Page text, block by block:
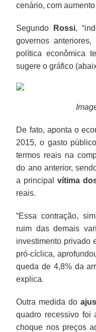
cenário, com
Segundo Rossi,
governos
política econômica
sugere o gráfico
De fato, aponta o
2015, o gasto
termos reais na
do ano anterior,
a principalvítima
reais.
“Essa contração,
ruim das demais
investimento privado
pró-cíclica,
queda de 4,8% da
explica.
Outra medida do
quadro recessivo foi
choque nos preços